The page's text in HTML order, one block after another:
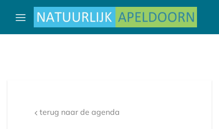
naar
terug naar de agenda